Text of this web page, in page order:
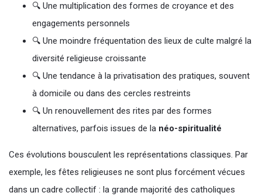
🔍 Une multiplication des formes de croyance et des
engagements personnels
🔍 Une moindre fréquentation des lieux de culte malgré la
diversité religieuse croissante
🔍 Une tendance à la privatisation des pratiques, souvent
à domicile ou dans des cercles restreints
🔍 Un renouvellement des rites par des formes
alternatives, parfois issues de la néo-spiritualité
Ces évolutions bousculent les représentations classiques. Par
exemple, les fêtes religieuses ne sont plus forcément vécues
dans un cadre collectif : la grande majorité des catholiques